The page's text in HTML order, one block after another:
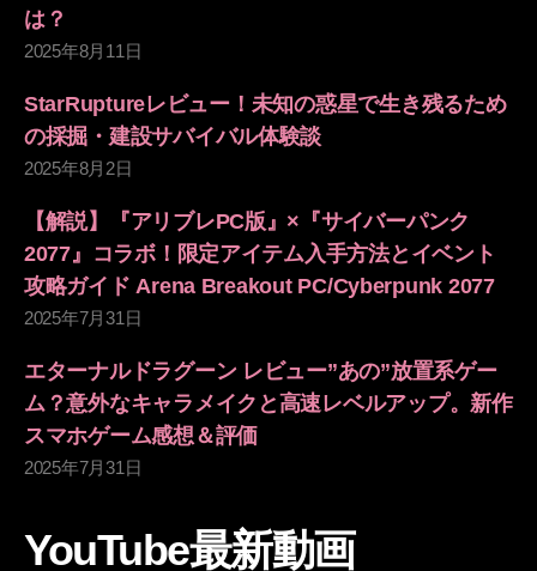
は？
2025年8月11日
StarRuptureレビュー！未知の惑星で生き残るため
の採掘・建設サバイバル体験談
2025年8月2日
【解説】『アリブレPC版』×『サイバーパンク
2077』コラボ！限定アイテム入手方法とイベント
攻略ガイド Arena Breakout PC/Cyberpunk 2077
2025年7月31日
エターナルドラグーン レビュー”あの”放置系ゲー
ム？意外なキャラメイクと高速レベルアップ。新作
スマホゲーム感想＆評価
2025年7月31日
YouTube最新動画